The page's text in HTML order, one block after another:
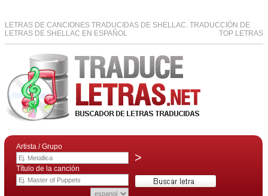
LETRAS DE CANCIONES TRADUCIDAS DE SHELLAC. TRADUCCIÓN DE
LETRAS DE SHELLAC EN ESPAÑOL
TOP LETRAS
Artista / Grupo
>
Título de la canción